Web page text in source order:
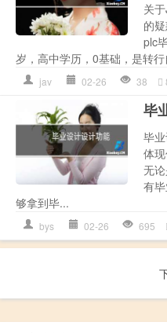
关
的
plc
岁，高中学历，0基础，是转
jav 02-26 38
毕
毕
体
无
有
够拿到毕...
bys 02-26 695